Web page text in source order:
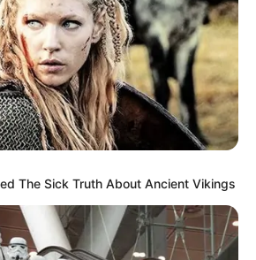
Gerais,Notícia,Prefeitura
The Sick Truth About Ancient Vikings